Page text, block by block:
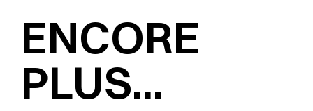
ENCORE
PLUS...